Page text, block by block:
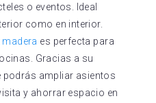
o eventos. Ideal
como en interior.
es perfecta para
Gracias a su
ampliar asientos
y ahorrar espacio en